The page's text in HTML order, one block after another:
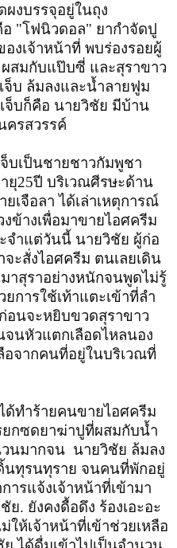
งบรรจุอยู่ในถุง
"โฟนิวดอล" ยากำจัดปู
งเจ้าหน้าที่ พบร่องรอยผู้
สมกับแป๊บซี่ และสุราขาว
จ็บ ล้มลงและน้ำลายฟูม
จ็บก็คือ นายวิชัย มีบ้าน
ครสวรรค์
บเป็นชายชาวกัมพูชา
ยุ25ปี บริเวณศีรษะด้าน
เจือลา ได้เล่าเหตุการณ์
ข้างเพื่อมาขายไอศครีม
จำแต่วันนี้ นายวิชัย ผู้ก่อ
ะสั่งไอศครีม ตนเลยเดิน
าสุราอย่างหนักจนพูดไม่รู้
การใช้เท้าแตะเข้าที่ลำ
อนจะหยิบขวดสุราขาว
นหัวแตกเลือดไหลนอง
อจากคนที่อยู่ในบริเวณที่
ด้ทำร้ายคนขายไอศครีม
ยกซดยาฆ่าปูที่ผสมกับน้ำ
นมากจน นายวิชัย ล้มลง
ทุรนทุราย จนคนที่พักอยู่
ารแจ้งเจ้าหน้าที่เข้ามา
. ยังคงดื้อดึง ร้องเอะอะ
ให้เจ้าหน้าที่เข้าช่วยเหลือ